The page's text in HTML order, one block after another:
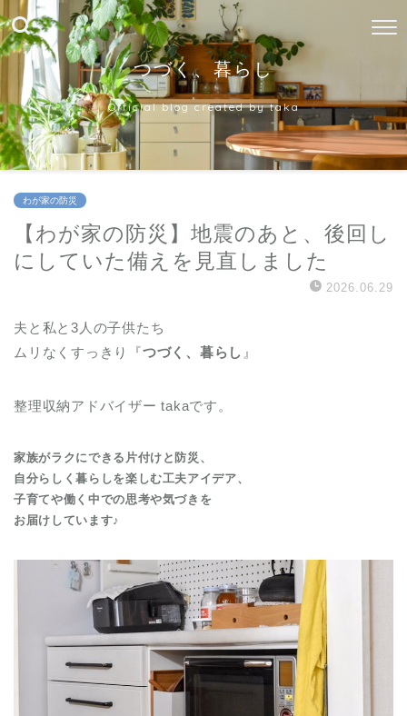
つづく、暮らし
Official blog created by taka
わが家の防災
【わが家の防災】地震のあと、後回し
にしていた備えを見直しました
2026.06.29
夫と私と3人の子供たち
ムリなくすっきり『つづく、暮らし 』
整理収納アドバイザー takaです。
家族がラクにできる片付けと防災、
自分らしく暮らしを楽しむ工夫アイデア、
子育てや働く中での思考や気づきを
お届けしています♪